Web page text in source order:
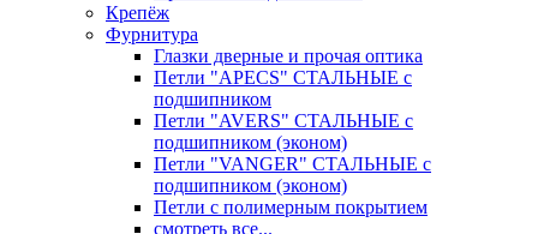
Крепёж
Фурнитура
Глазки дверные и прочая оптика
Петли "APECS" СТАЛЬНЫЕ с
подшипником
Петли "AVERS" СТАЛЬНЫЕ с
подшипником (эконом)
Петли "VANGER" СТАЛЬНЫЕ с
подшипником (эконом)
Петли с полимерным покрытием
смотреть все...